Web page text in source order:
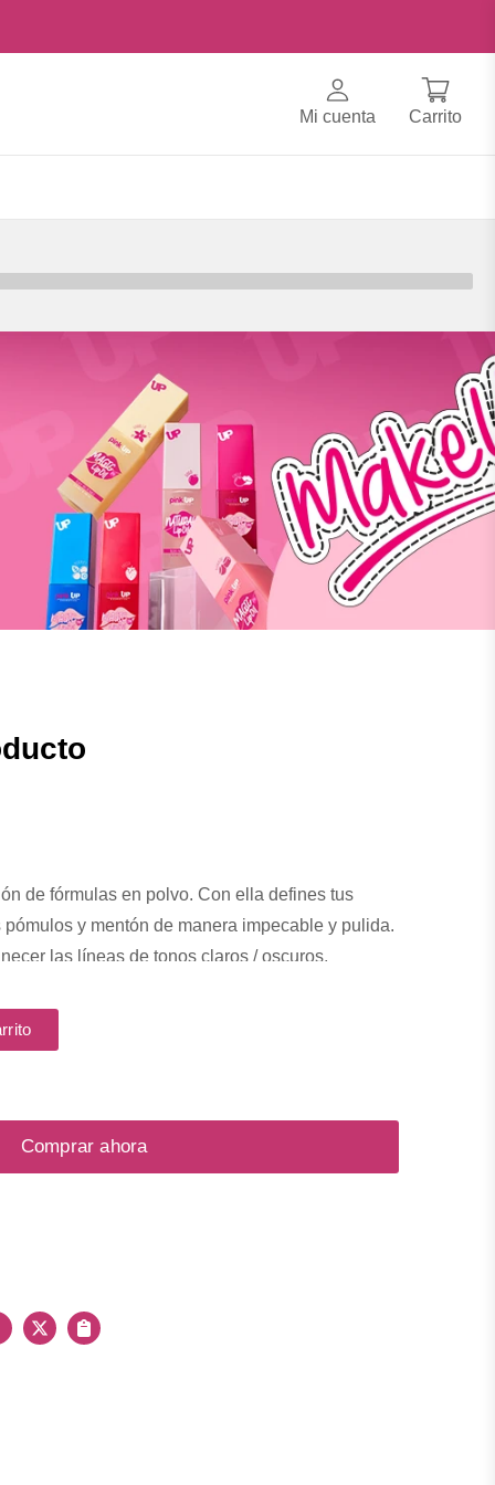
Mi cuenta Carrito
de fórmulas en polvo. Con ella defines tus
y mentón de manera impecable y pulida.
las líneas de tonos claros / oscuros,
para lograr la aplicación de un maquillaje de
ferrul de aluminio y mango de madera.
Comprar ahora
X Copiar